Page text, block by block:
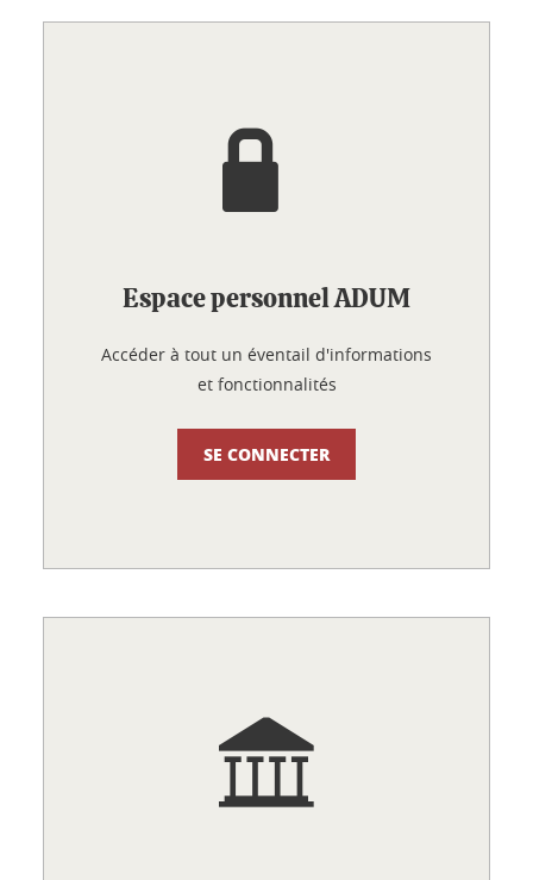
Espace personnel ADUM
Accéder à tout un éventail d'informations
et fonctionnalités
SE CONNECTER